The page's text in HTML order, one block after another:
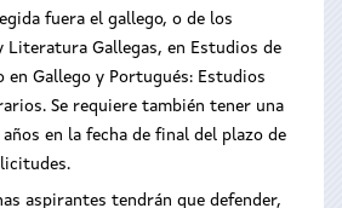
fuera el gallego, o de los
Literatura Gallegas, en Estudios de
en Gallego y Portugués: Estudios
Se requiere también tener una
años en la fecha de final del plazo de
aspirantes tendrán que defender,